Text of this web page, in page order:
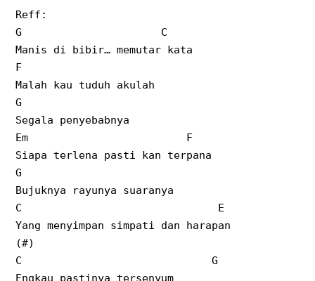
Reff:
G C
Manis di bibir… memutar kata
F
Malah kau tuduh akulah
G
Segala penyebabnya
Em F
Siapa terlena pasti kan terpana
G
Bujuknya rayunya suaranya
C E
Yang menyimpan simpati dan harapan
(#)
C G
Engkau pastinya tersenyum